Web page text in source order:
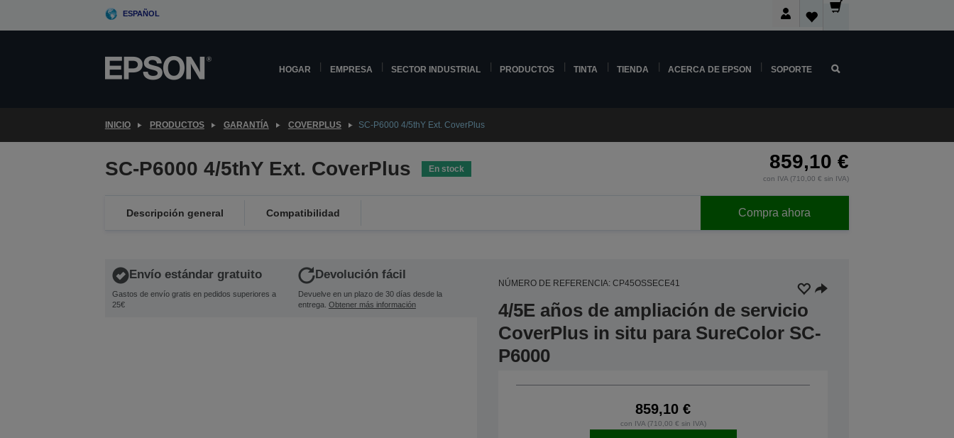
ESPAÑOL
HOGAR EMPRESA SECTOR INDUSTRIAL PRODUCTOS TINTA TIENDA ACERCA DE EPSON SOPORTE
INICIO PRODUCTOS GARANTÍA COVERPLUS SC-P6000 4/5thY Ext. CoverPlus
SC-P6000 4/5thY Ext. CoverPlus En stock 859,10 €
con IVA (710,00 € sin IVA)
Descripción general Compatibilidad Compra ahora
Envío estándar gratuito
Gastos de envío gratis en pedidos superiores a
25€
Devolución fácil
Devuelve en un plazo de 30 días desde la
entrega. Obtener más información
NÚMERO DE REFERENCIA: CP45OSSECE41
4/5E años de ampliación de servicio
CoverPlus in situ para SureColor SC-
P6000
859,10 €
con IVA (710,00 € sin IVA)